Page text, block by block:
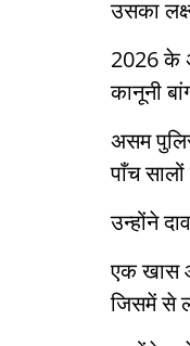
उसका
2026 के
कानूनी
असम
पाँच
उन्होंने
एक खास
जिसमें से